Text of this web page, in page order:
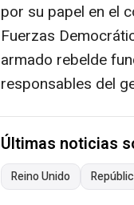
por su papel en el
Fuerzas
armado rebelde
responsables del
Últimas noticias
Reino Unido